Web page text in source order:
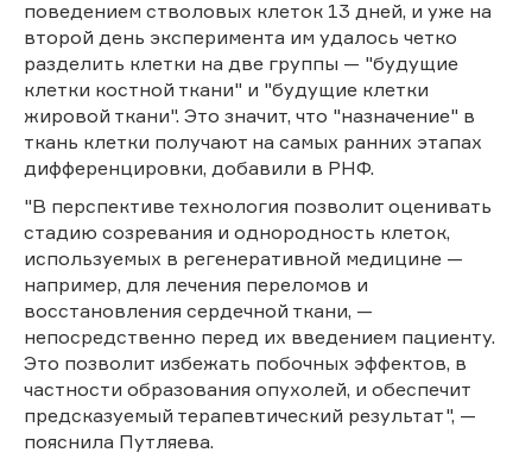
поведением стволовых клеток 13 дней, и уже на
второй день эксперимента им удалось четко
разделить клетки на две группы — "будущие
клетки костной ткани" и "будущие клетки
жировой ткани". Это значит, что "назначение" в
ткань клетки получают на самых ранних этапах
дифференцировки, добавили в РНФ.
"В перспективе технология позволит оценивать
стадию созревания и однородность клеток,
используемых в регенеративной медицине —
например, для лечения переломов и
восстановления сердечной ткани, —
непосредственно перед их введением пациенту.
Это позволит избежать побочных эффектов, в
частности образования опухолей, и обеспечит
предсказуемый терапевтический результат", —
пояснила Путляева.